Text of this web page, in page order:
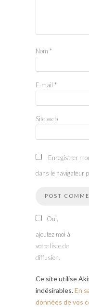
Nom *
E-mail *
Site web
Enregistrer
dans le navigateur
Oui,
ajoutez moi à
votre liste de
diffusion.
Ce site utilise
indésirables.En
données de vos